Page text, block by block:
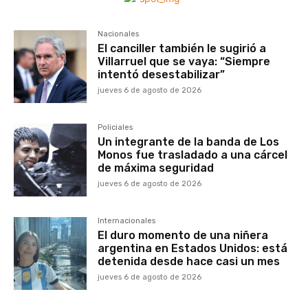
Nacionales
El canciller también le sugirió a
Villarruel que se vaya: “Siempre
intentó desestabilizar”
jueves 6 de agosto de 2026
Policiales
Un integrante de la banda de Los
Monos fue trasladado a una cárcel
de máxima seguridad
jueves 6 de agosto de 2026
Internacionales
El duro momento de una niñera
argentina en Estados Unidos: está
detenida desde hace casi un mes
jueves 6 de agosto de 2026